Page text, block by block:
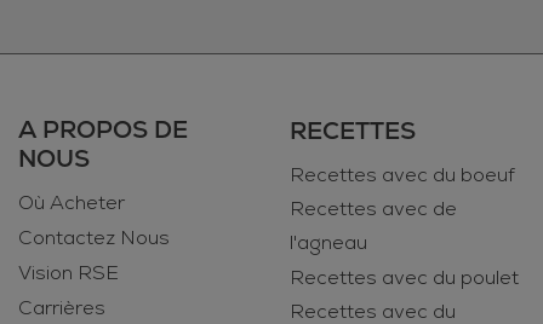
A PROPOS DE
NOUS
Où Acheter
Contactez Nous
Vision RSE
Carrières
RECETTES
Recettes avec du boeuf
Recettes avec de
l'agneau
Recettes avec du poulet
Recettes avec du